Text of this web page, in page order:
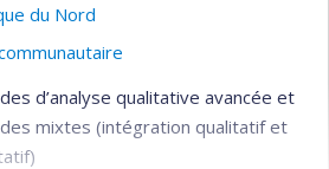
du Nord
d’analyse qualitative avancée et
mixtes (intégration qualitatif et